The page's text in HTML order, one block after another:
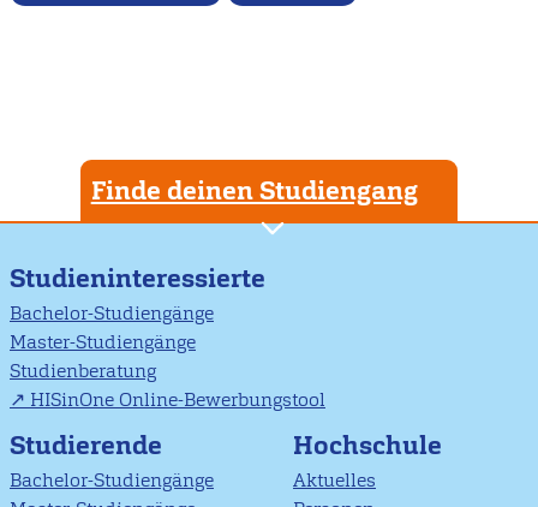
Finde deinen Studiengang
Studieninteressierte
Bachelor-Studiengänge
Master-Studiengänge
Studienberatung
HISinOne Online-Bewerbungstool
Studierende
Bachelor-Studiengänge
Hochschule
Aktuelles